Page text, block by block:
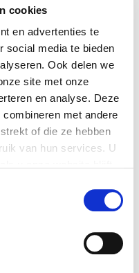
cookies
en advertenties te
social media te bieden
Ook delen we
site met onze
en analyse. Deze
met andere
of die ze hebben
van hun services. U
instellingen aanpassen
geen gevolg voor
voorafgaand aan
de
afstand nemen
en
komen.
leent de
maar ook
Voor
naar de receptie.